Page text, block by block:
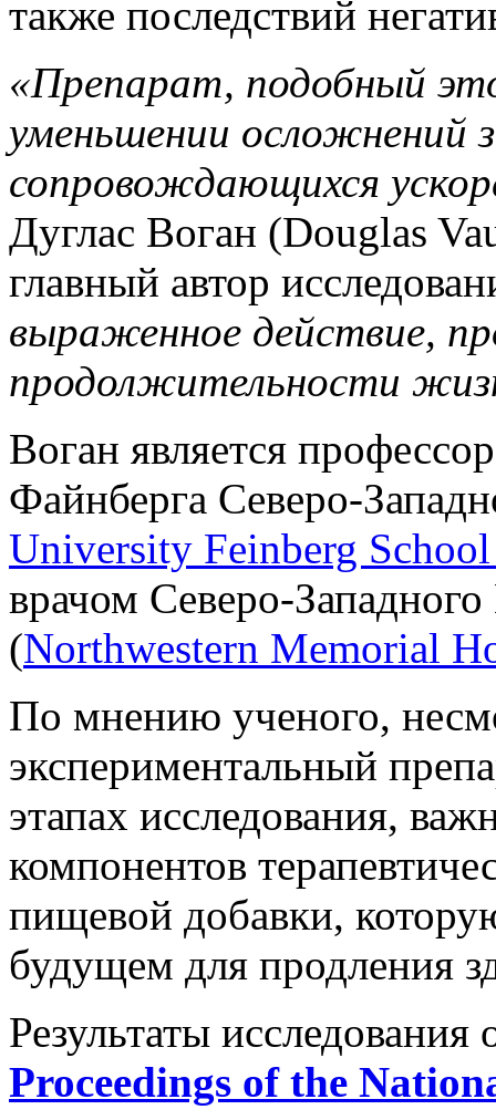
также последствий
«Препарат, подобный
уменьшении осложнений
сопровождающихся
Дуглас Воган (Douglas
главный автор
выраженное действие,
продолжительности
Воган является
Файнберга Северо-
University Feinberg
врачом Северо-
(Northwestern Memorial
По мнению ученого,
экспериментальный
этапах исследования,
компонентов
пищевой добавки,
будущем для продления
Результаты
Proceedings of the